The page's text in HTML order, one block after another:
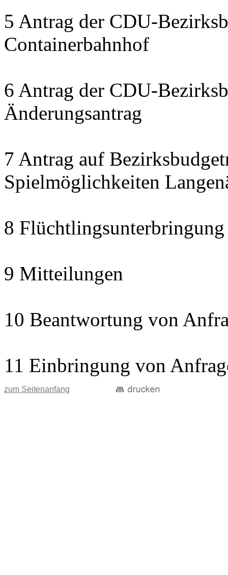
5 Antrag der CDU-
Containerbahnhof
6 Antrag der CDU-
Änderungsantrag
7 Antrag auf
Spielmöglichkeiten
8
9 Mitteilungen
10 Beantwortung von
11 Einbringung von
zum Seitenanfang